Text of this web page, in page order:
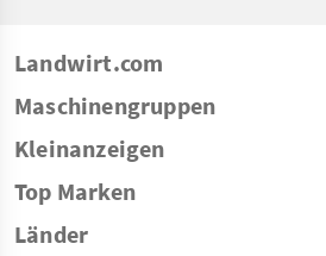
Landwirt.com
Maschinengruppen
Kleinanzeigen
Top Marken
Länder